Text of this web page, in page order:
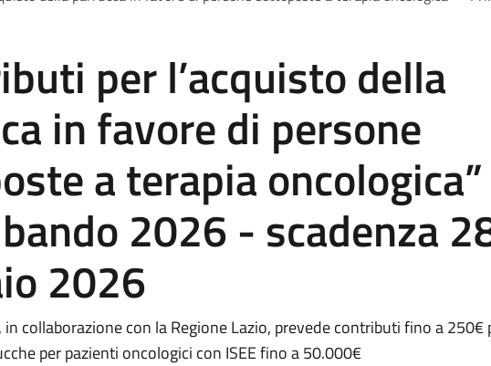
per l’acquisto della
in favore di persone
a terapia
2026 - scadenza
2026
in collaborazione con la Regione Lazio, prevede contributi fino a 250€
per pazienti oncologici con ISEE fino a 50.000€